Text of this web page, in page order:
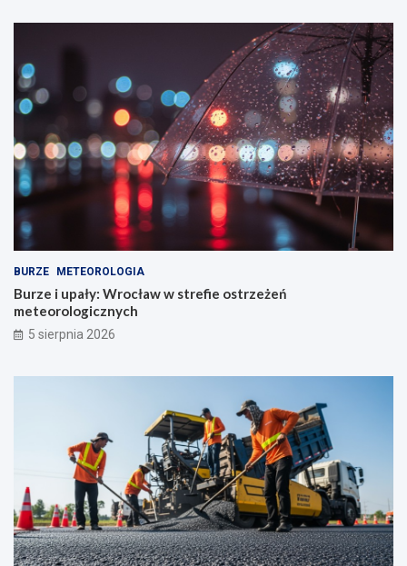
BURZE METEOROLOGIA
Burze i upały: Wrocław w strefie ostrzeżeń
meteorologicznych
5 sierpnia 2026